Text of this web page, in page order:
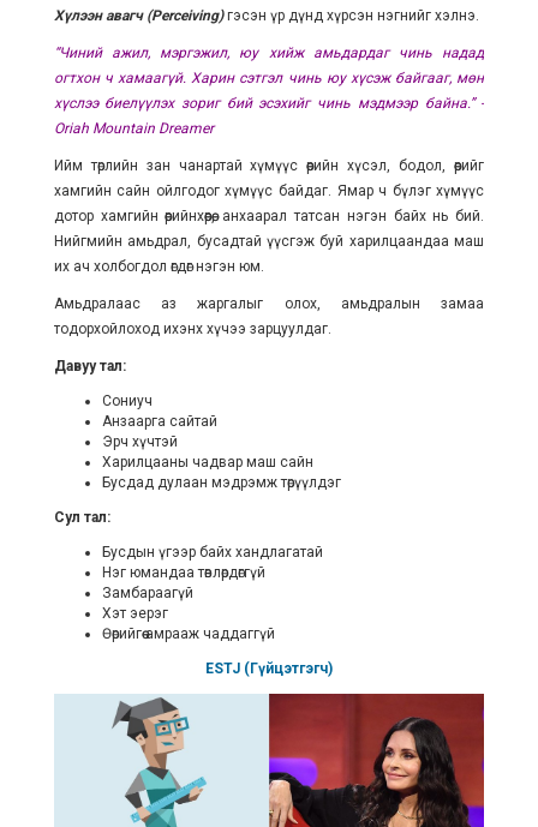
Хүлээн авагч (Perceiving)гэсэн үр дүнд хүрсэн нэгнийг хэлнэ.
“Чиний ажил, мэргэжил, юу хийж амьдардаг чинь надад
огтхон ч хамаагүй. Харин сэтгэл чинь юу хүсэж байгааг, мөн
хүслээ биелүүлэх зориг бий эсэхийг чинь мэдмээр байна.” -
Oriah Mountain Dreamer
Ийм төрлийн зан чанартай хүмүүс өөрийн хүсэл, бодол, өөрийгөө
хамгийн сайн ойлгодог хүмүүс байдаг. Ямар ч бүлэг хүмүүс
дотор хамгийн өөрийнхөөрөө, анхаарал татсан нэгэн байх нь бий.
Нийгмийн амьдрал, бусадтай үүсгэж буй харилцаандаа маш
их ач холбогдол өгдөг нэгэн юм.
Амьдралаас аз жаргалыг олох, амьдралын замаа
тодорхойлоход ихэнх хүчээ зарцуулдаг.
Давуу тал:
Сониуч
Анзаарга сайтай
Эрч хүчтэй
Харилцааны чадвар маш сайн
Бусдад дулаан мэдрэмж төрүүлдэг
Сул тал:
Бусдын үгээр байх хандлагатай
Нэг юмандаа төвлөрдөггүй
Замбараагүй
Хэт эерэг
Өөрийгөө амрааж чаддаггүй
ESTJ (Гүйцэтгэгч)